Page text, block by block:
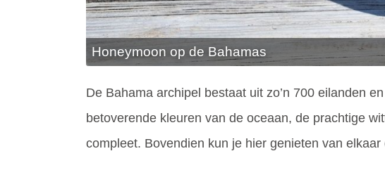
Honeymoon op de Bahamas
De Bahama archipel bestaat uit zo’n 700 eilanden
betoverende kleuren van de oceaan, de prachtige
compleet. Bovendien kun je hier genieten van